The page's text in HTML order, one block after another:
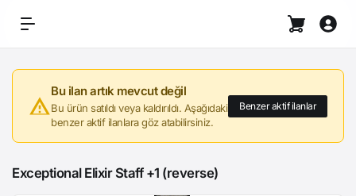
Bu ilan artık mevcut değil
Bu ürün satıldı veya kaldırıldı. Aşağıdaki
benzer aktif ilanlara göz atabilirsiniz.
Benzer aktif ilanlar
Exceptional Elixir Staff +1 (reverse)